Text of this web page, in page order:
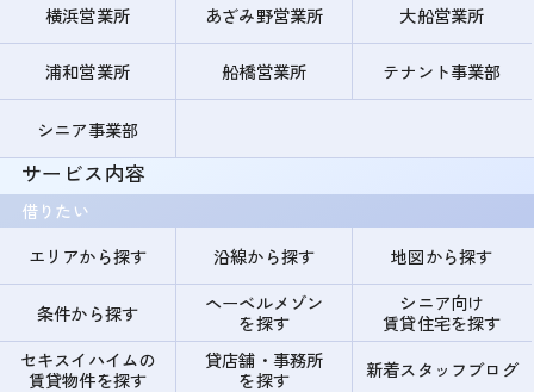
横浜営業所 あざみ野営業所 大船営業所
浦和営業所 船橋営業所 テナント事業部
シニア事業部
サービス内容
借りたい
エリアから探す
沿線から探す 地図から探す
条件から探す
ヘーベルメゾン
を探す
シニア向け
賃貸住宅を探す
セキスイハイムの
賃貸物件を探す
貸店舗・事務所
を探す
新着スタッフブログ